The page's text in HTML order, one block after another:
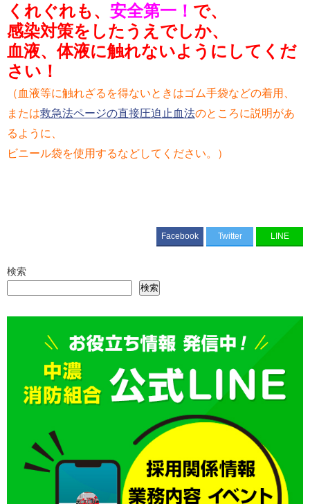
くれぐれも、 安全第一！ で、
感染対策をしたうえでしか、
血液、体液に触れないようにしてくだ
さい！
（血液等に触れざるを得ないときはゴム手袋などの着用、
または救急法ページの直接圧迫止血法のところに説明があ
るように、
ビニール袋を使用するなどしてください。）
Facebook Twitter LINE
検索
検索